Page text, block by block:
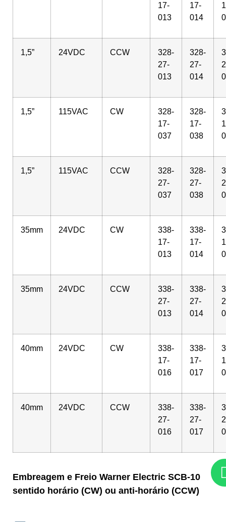
17-
013
17-
014
1,5” 24VDC CCW
328-
27-
013
328-
27-
014
1,5” 115VAC CW
328-
17-
037
328-
17-
038
1,5” 115VAC CCW
328-
27-
037
328-
27-
038
35mm 24VDC CW
338-
17-
013
338-
17-
014
35mm 24VDC CCW
338-
27-
013
338-
27-
014
40mm 24VDC CW
338-
17-
016
338-
17-
017
40mm 24VDC CCW
338-
27-
016
338-
27-
017
Embreagem e Freio Warner Electric SCB-10
sentido horário (CW) ou anti-horário (CCW)